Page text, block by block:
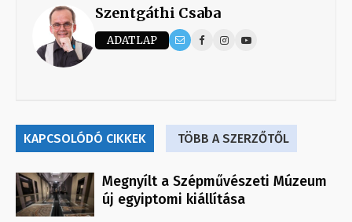
Szentgáthi Csaba
ADATLAP
KAPCSOLÓDÓ CIKKEK TÖBB A SZERZŐTŐL
Megnyílt a Szépművészeti Múzeum
új egyiptomi kiállítása